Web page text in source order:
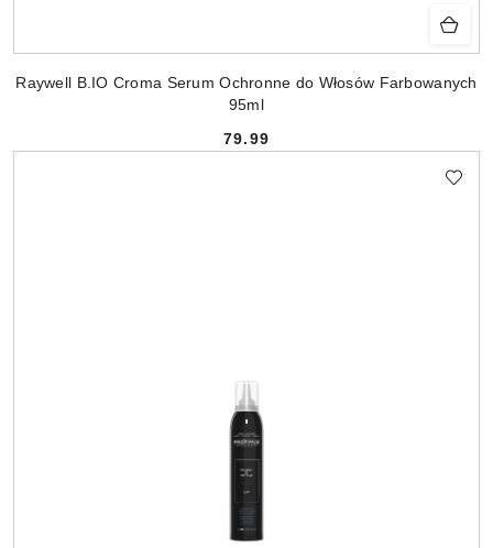
Raywell B.IO Croma Serum Ochronne do Włosów Farbowanych
95ml
Cena:
79.99